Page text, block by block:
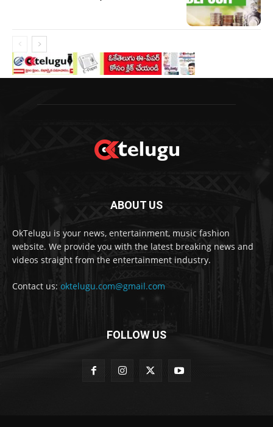
ABOUT US
OkTelugu is your news, entertainment, music fashion
website. We provide you with the latest breaking news and
videos straight from the entertainment industry.
Contact us: oktelugu.com@gmail.com
FOLLOW US